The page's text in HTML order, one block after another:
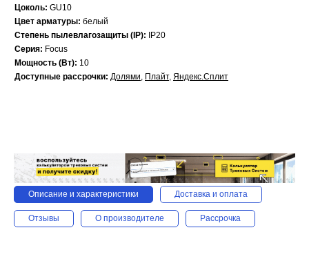
Цоколь: GU10
Цвет арматуры: белый
Степень пылевлагозащиты (IP):
IP20
Серия: Focus
Мощность (Вт): 10
Доступные рассрочки: Долями, Плайт, Яндекс.Сплит
Описание и характеристики Доставка и оплата
Отзывы О производителе Рассрочка